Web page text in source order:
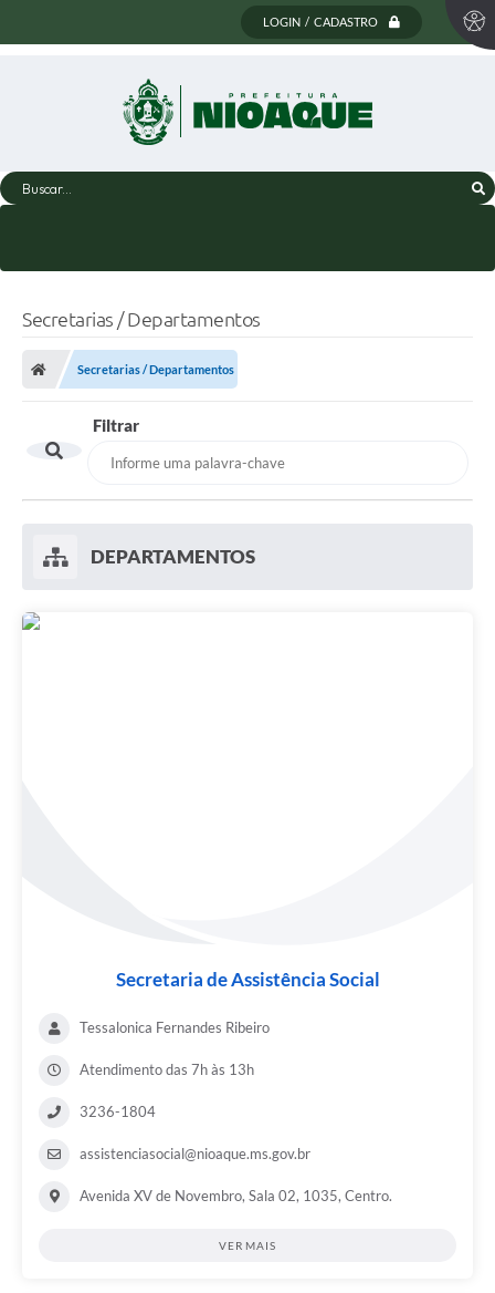
LOGIN / CADASTRO
Buscar...
Secretarias / Departamentos
Secretarias / Departamentos
Filtrar
DEPARTAMENTOS
Secretaria de Assistência Social
Tessalonica Fernandes Ribeiro
Atendimento das 7h às 13h
3236-1804
assistenciasocial@nioaque.ms.gov.br
Avenida XV de Novembro, Sala 02, 1035, Centro.
VER MAIS